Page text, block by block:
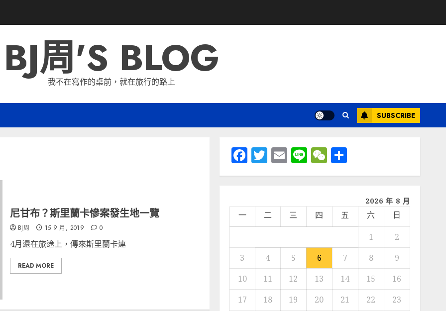
BJ周'S BLOG
我不在寫作的桌前，就在旅行的路上
SUBSCRIBE
尼甘布？斯里蘭卡慘案發生地一覽
BJ周 15 9 月, 2019 0
4月還在旅途上，傳來斯里蘭卡連
READ MORE
Facebook
Twitter
Email
LineWeChat
分
享
2026 年 8 月
一 二 三 四 五 六
日
1
2
3
4 5 6 7 8
9
10
11 12 13 14 15
16
17
18 19 20 21 22
23